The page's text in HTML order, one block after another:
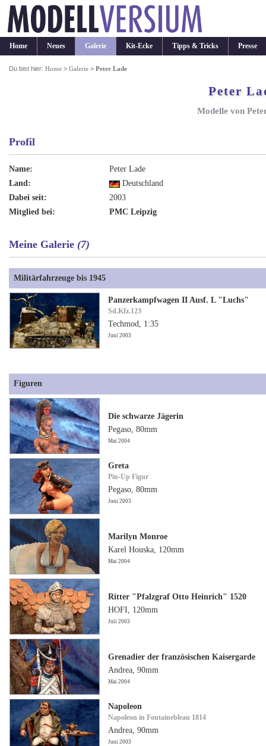
Home Neues Galerie Kit-Ecke Tipps & Tricks Presse
Du bist hier:Home >Galerie >Peter Lade
Peter
Modelle von
Profil
Name:
Peter Lade
Land:
Deutschland
Dabei seit:
2003
Mitglied bei:
PMC Leipzig
Meine Galerie (7)
Militärfahrzeuge bis 1945
Panzerkampfwagen II Ausf. L "Luchs"
Sd.Kfz.123
Techmod, 1:35
Juni 2003
Figuren
Die schwarze Jägerin
Pegaso, 80mm
Mai 2004
Greta
Pin-Up Figur
Pegaso, 80mm
Juni 2003
Marilyn Monroe
Karel Houska, 120mm
Mai 2004
Ritter "Pfalzgraf Otto Heinrich" 1520
HOFI, 120mm
Juli 2003
Grenadier der französischen Kaisergarde
Andrea, 90mm
Mai 2004
Napoleon
Napoleon in Fontainebleau 1814
Andrea, 90mm
Juni 2003